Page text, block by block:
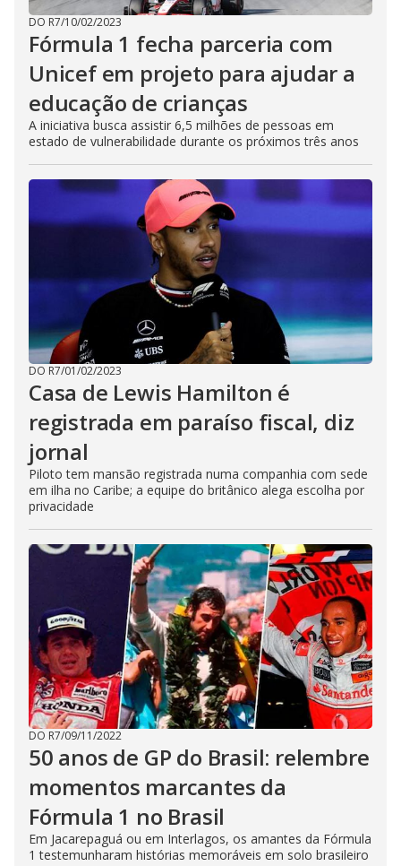
DO R7/10/02/2023
Fórmula 1 fecha parceria com
Unicef em projeto para ajudar a
educação de crianças
A iniciativa busca assistir 6,5 milhões de pessoas em
estado de vulnerabilidade durante os próximos três anos
DO R7/01/02/2023
Casa de Lewis Hamilton é
registrada em paraíso fiscal, diz
jornal
Piloto tem mansão registrada numa companhia com sede
em ilha no Caribe; a equipe do britânico alega escolha por
privacidade
DO R7/09/11/2022
50 anos de GP do Brasil: relembre
momentos marcantes da
Fórmula 1 no Brasil
Em Jacarepaguá ou em Interlagos, os amantes da Fórmula
1 testemunharam histórias memoráveis em solo brasileiro